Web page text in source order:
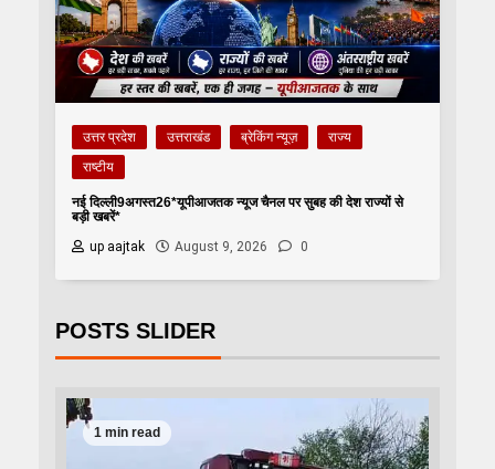
उत्तर प्रदेश उत्तराखंड ब्रेकिंग न्यूज़
राज्य
राष्टीय
नई दिल्ली9अगस्त26*यूपीआजतक न्यूज चैनल पर सुबह की देश राज्यों से
बड़ी खबरें*
up aajtak
August 9, 2026 0
POSTS SLIDER
1 min read